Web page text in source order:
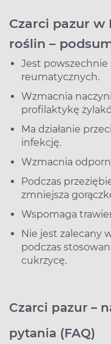
Czarci pazur w
roślin –
Jest
reumatycznych.
Wzmacnia
profilaktykę
Ma działanie
infekcję.
Wzmacnia
Podczas
zmniejsza
Wspomaga
Nie jest zalecany
podczas
cukrzycę.
Czarci pazur –
pytania (FAQ)